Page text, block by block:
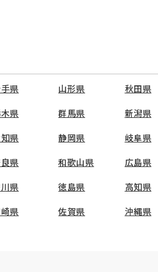
県 山形県 秋田県
県 群馬県 新潟県
県 静岡県 岐阜県
県 和歌山県 広島県
県 徳島県 高知県
県 佐賀県 沖縄県